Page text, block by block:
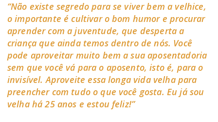
“Não existe segredo para se viver bem a velhice,
o importante é cultivar o bom humor e procurar
aprender com a juventude, que desperta a
criança que ainda temos dentro de nós. Você
pode aproveitar muito bem a sua aposentadoria
sem que você vá para o aposento, isto é, para o
invisível. Aproveite essa longa vida velha para
preencher com tudo o que você gosta. Eu já sou
velha há 25 anos e estou feliz!”